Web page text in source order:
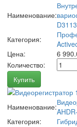
Наименование:
Категория:
Цена:
6
Количество:
Купить
Наименование:
Категория: